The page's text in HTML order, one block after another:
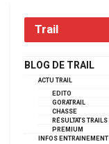
Trail
BLOG DE TRAIL
ACTU TRAIL
EDITO
GORATRAIL
CHASSE
RÉSULTATS TRAILS
PREMIUM
INFOS ENTRAINEMENT